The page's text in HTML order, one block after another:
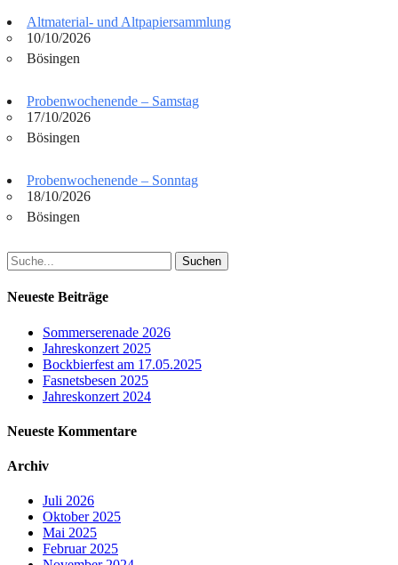
Altmaterial- und Altpapiersammlung
10/10/2026
Bösingen
Probenwochenende – Samstag
17/10/2026
Bösingen
Probenwochenende – Sonntag
18/10/2026
Bösingen
Suchen
nach:
Neueste Beiträge
Sommerserenade 2026
Jahreskonzert 2025
Bockbierfest am 17.05.2025
Fasnetsbesen 2025
Jahreskonzert 2024
Neueste Kommentare
Archiv
Juli 2026
Oktober 2025
Mai 2025
Februar 2025